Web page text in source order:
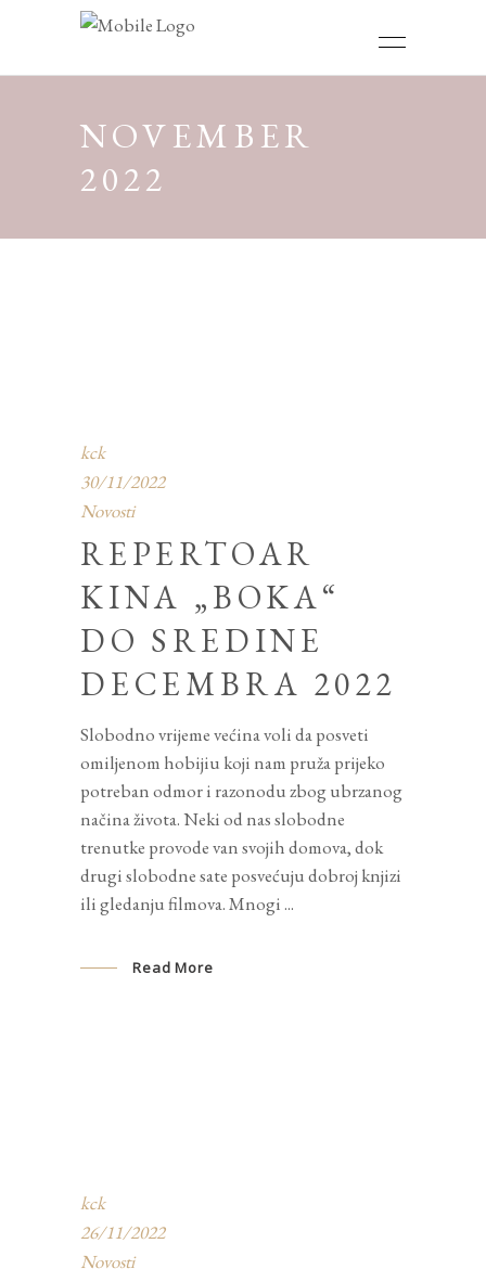
NOVEMBER
2022
kck
30/11/2022
Novosti
REPERTOAR
KINA „BOKA“
DO SREDINE
DECEMBRA 2022
Slobodno vrijeme većina voli da posveti
omiljenom hobijiu koji nam pruža prijeko
potreban odmor i razonodu zbog ubrzanog
načina života. Neki od nas slobodne
trenutke provode van svojih domova, dok
drugi slobodne sate posvećuju dobroj knjizi
ili gledanju filmova. Mnogi
Read More
kck
26/11/2022
Novosti